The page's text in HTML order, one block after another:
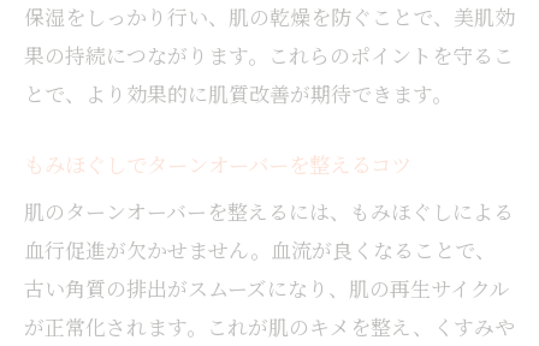
保湿をしっかり行い、肌の乾燥を防ぐことで、美肌効
果の持続につながります。これらのポイントを守るこ
とで、より効果的に肌質改善が期待できます。
もみほぐしでターンオーバーを整えるコツ
肌のターンオーバーを整えるには、もみほぐしによる
血行促進が欠かせません。血流が良くなることで、
古い角質の排出がスムーズになり、肌の再生サイクル
が正常化されます。これが肌のキメを整え、くすみや